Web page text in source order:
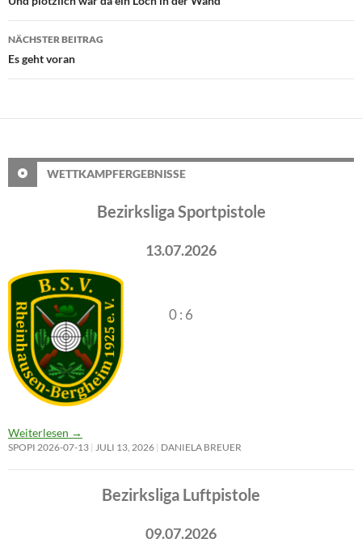
NÄCHSTER BEITRAG
Es geht voran
WETTKAMPFERGEBNISSE
Bezirksliga Sportpistole
13.07.2026
0 : 6
Weiterlesen →
SPOPI 2026-07-13 JULI 13, 2026 DANIELA BREUER
Bezirksliga Luftpistole
09.07.2026